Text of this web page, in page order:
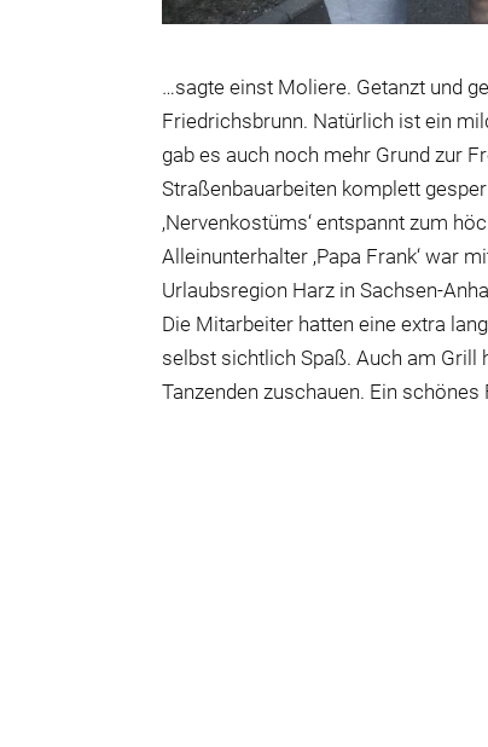
…sagte einst Moliere. Getanzt und
Friedrichsbrunn. Natürlich ist ein
gab es auch noch mehr Grund zur
Straßenbauarbeiten komplett
‚Nervenkostüms‘ entspannt zum
Alleinunterhalter ‚Papa Frank‘ war
Urlaubsregion Harz in Sachsen-
Die Mitarbeiter hatten eine extra
selbst sichtlich Spaß. Auch am Grill
Tanzenden zuschauen. Ein